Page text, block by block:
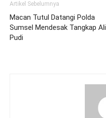
Artikel Sebelumnya
Macan Tutul Datangi Polda
Sumsel Mendesak Tangkap Ali
Pudi